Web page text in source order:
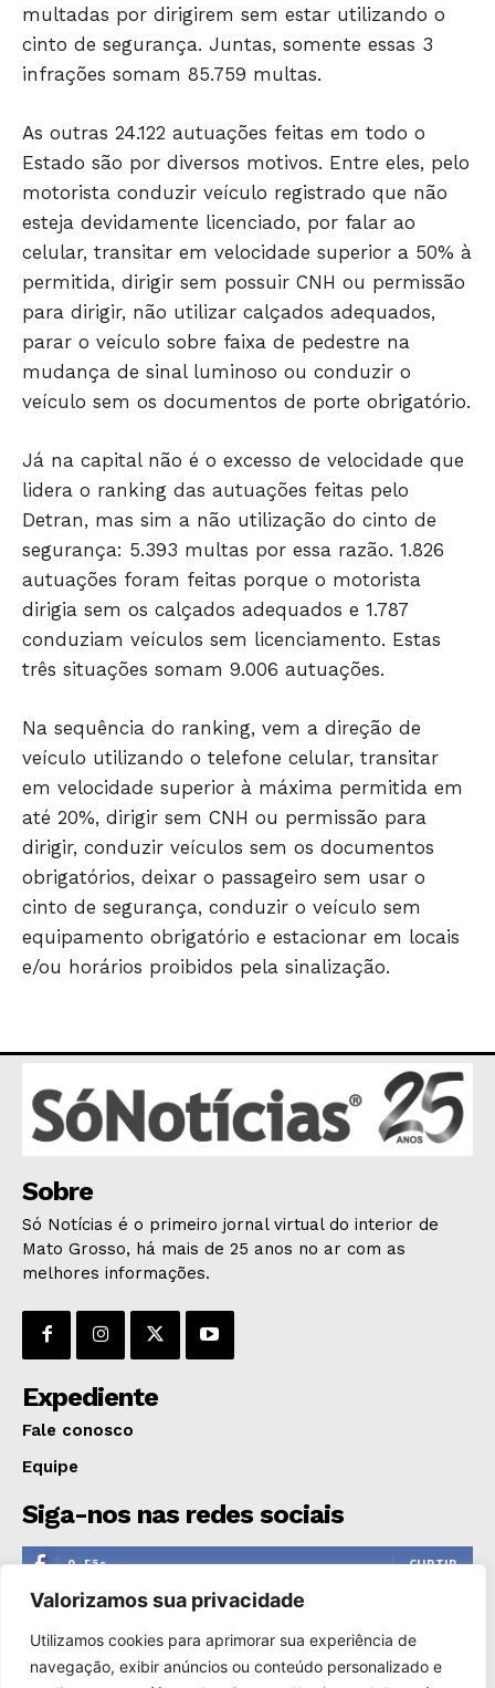
Só Notícias
HOME
POLÍTICA
POLÍCIA
ESPORTES
OPINIÃO
EDUCAÇÃO
SAÚDE
AGRONOTÍCIAS
ÚLTIMAS NOTÍCIAS
Valorizamos sua privacidade
Utilizamos cookies para aprimorar sua experiência de
navegação, exibir anúncios ou conteúdo personalizado e
multadas por dirigirem sem estar utilizando o
cinto de segurança. Juntas, somente essas 3
infrações somam 85.759 multas.
As outras 24.122 autuações feitas em todo o
Estado são por diversos motivos. Entre eles, pelo
motorista conduzir veículo registrado que não
esteja devidamente licenciado, por falar ao
celular, transitar em velocidade superior a 50% à
permitida, dirigir sem possuir CNH ou permissão
para dirigir, não utilizar calçados adequados,
parar o veículo sobre faixa de pedestre na
mudança de sinal luminoso ou conduzir o
veículo sem os documentos de porte obrigatório.
Já na capital não é o excesso de velocidade que
lidera o ranking das autuações feitas pelo
Detran, mas sim a não utilização do cinto de
segurança: 5.393 multas por essa razão. 1.826
autuações foram feitas porque o motorista
dirigia sem os calçados adequados e 1.787
conduziam veículos sem licenciamento. Estas
três situações somam 9.006 autuações.
Na sequência do ranking, vem a direção de
veículo utilizando o telefone celular, transitar
em velocidade superior à máxima permitida em
até 20%, dirigir sem CNH ou permissão para
dirigir, conduzir veículos sem os documentos
obrigatórios, deixar o passageiro sem usar o
cinto de segurança, conduzir o veículo sem
equipamento obrigatório e estacionar em locais
e/ou horários proibidos pela sinalização.
Sobre
Só Notícias é o primeiro jornal virtual do interior de
Mato Grosso, há mais de 25 anos no ar com as
melhores informações.
Expediente
Fale conosco
Equipe
Siga-nos nas redes sociais
0 Fãs CURTIR
0 Seguidores
1,110 Seguidores SEGUIR